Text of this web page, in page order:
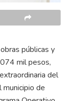
públicas y
mil pesos,
del
de